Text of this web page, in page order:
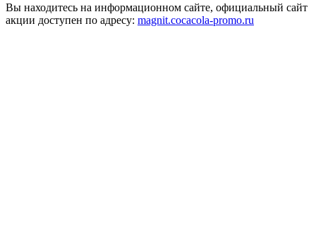
Вы находитесь на информационном сайте, официальный сайт
акции доступен по адресу: magnit.cocacola-promo.ru